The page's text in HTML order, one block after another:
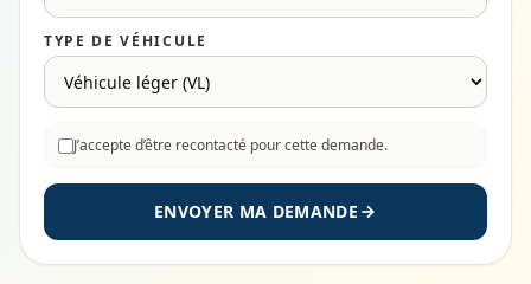
TYPE DE VÉHICULE
J’accepte d’être recontacté pour cette demande.
ENVOYER MA DEMANDE